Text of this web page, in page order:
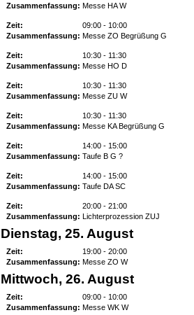
Zusammenfassung: Messe HA W
Zeit:
09:00 - 10:00
Zusammenfassung: Messe ZO Begrüßung G
Zeit:
10:30 - 11:30
Zusammenfassung: Messe HO D
Zeit:
10:30 - 11:30
Zusammenfassung: Messe ZU W
Zeit:
10:30 - 11:30
Zusammenfassung: Messe KA Begrüßung G
Zeit:
14:00 - 15:00
Zusammenfassung: Taufe B G ?
Zeit:
14:00 - 15:00
Zusammenfassung: Taufe DA SC
Zeit:
20:00 - 21:00
Zusammenfassung: Lichterprozession ZUJ
Dienstag, 25. August
Zeit:
19:00 - 20:00
Zusammenfassung: Messe ZO W
Mittwoch, 26. August
Zeit:
09:00 - 10:00
Zusammenfassung: Messe WK W